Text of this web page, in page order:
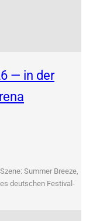
— in der
Sum­mer Bree­ze,
deut­schen Fes­ti­val­